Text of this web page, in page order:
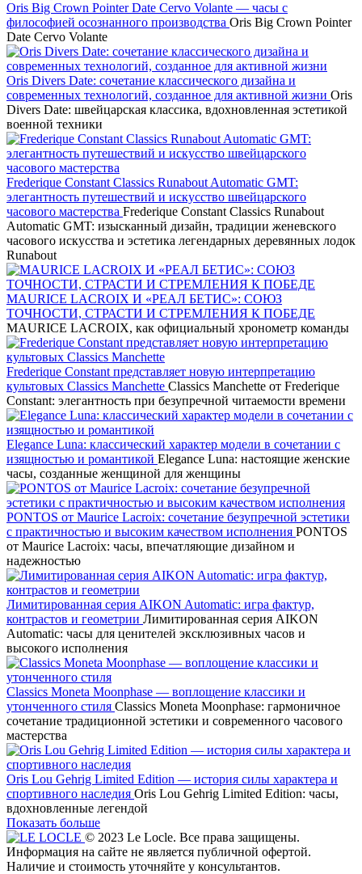
Oris Big Crown Pointer Date Cervo Volante — часы с
философией осознанного производства Oris Big Crown Pointer
Date Cervo Volante
Oris Divers Date: сочетание классического дизайна и
современных технологий, созданное для активной жизни Oris
Divers Date: швейцарская классика, вдохновленная эстетикой
военной техники
Frederique Constant Classics Runabout Automatic GMT:
элегантность путешествий и искусство швейцарского
часового мастерства Frederique Constant Classics Runabout
Automatic GMT: изысканный дизайн, традиции женевского
часового искусства и эстетика легендарных деревянных лодок
Runabout
MAURICE LACROIX И «РЕАЛ БЕТИС»: СОЮЗ
ТОЧНОСТИ, СТРАСТИ И СТРЕМЛЕНИЯ К ПОБЕДЕ
MAURICE LACROIX, как официальный хронометр команды
Frederique Constant представляет новую интерпретацию
культовых Classics Manchette Classics Manchette от Frederique
Constant: элегантность при безупречной читаемости времени
Elegance Luna: классический характер модели в сочетании с
изящностью и романтикой Elegance Luna: настоящие женские
часы, созданные женщиной для женщины
PONTOS от Maurice Lacroix: сочетание безупречной эстетики
с практичностью и высоким качеством исполнения PONTOS
от Maurice Lacroix: часы, впечатляющие дизайном и
надежностью
Лимитированная серия AIKON Automatic: игра фактур,
контрастов и геометрии Лимитированная серия AIKON
Automatic: часы для ценителей эксклюзивных часов и
высокого исполнения
Classics Moneta Moonphase — воплощение классики и
утонченного стиля Classics Moneta Moonphase: гармоничное
сочетание традиционной эстетики и современного часового
мастерства
Oris Lou Gehrig Limited Edition — история силы характера и
спортивного наследия Oris Lou Gehrig Limited Edition: часы,
вдохновленные легендой
Показать больше
© 2023 Le Locle. Все права защищены.
Информация на сайте не является публичной офертой.
Наличие и стоимость уточняйте у консультантов.